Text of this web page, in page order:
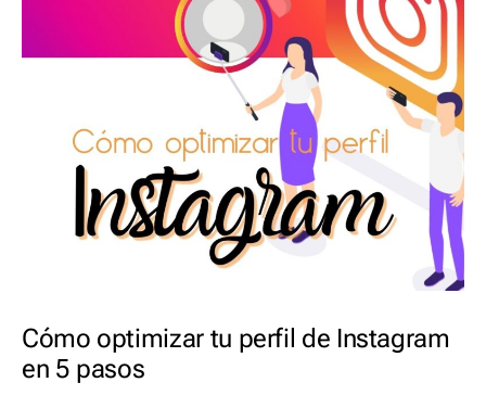
Cómo optimizar tu perfil de Instagram
en 5 pasos